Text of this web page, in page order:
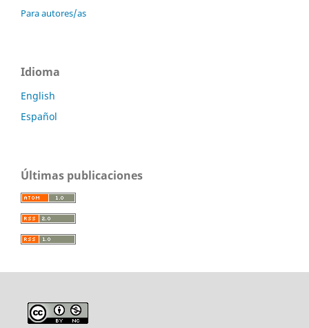
Para autores/as
Idioma
English
Español
Últimas publicaciones